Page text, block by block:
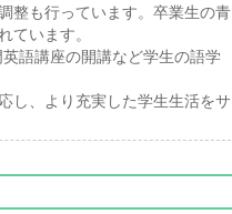
整も行っています。卒業生の青
ています。
語講座の開講など学生の語学
し、より充実した学生生活をサ